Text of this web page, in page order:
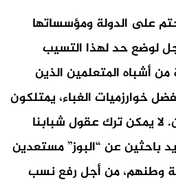
على الدولة ومؤسساتها
لوضع حد لهذا التسيب
أشباه المتعلمين الذين
خوارزميات الغباء، يمتلكون
لا يمكن ترك عقول شبابنا
باحثين عن “البوز” مستعدين
وطنهم، من أجل رفع نسب